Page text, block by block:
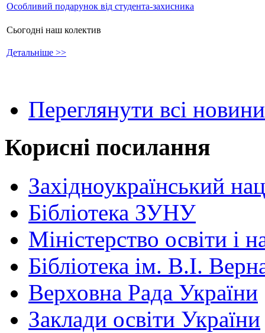
Особливий подарунок від студента-захисника
Сьогодні наш колектив
Детальніше >>
Переглянути всі новини
Корисні посилання
Західноукраїнський
Бібліотека ЗУНУ
Міністерство освіти і
Бібліотека ім. В.І.
Верховна Рада України
Заклади освіти України